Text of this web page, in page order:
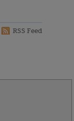
RSS Feed